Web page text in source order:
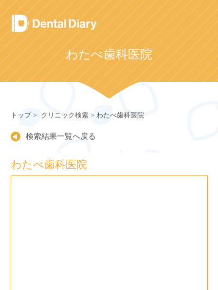
Skip
to
content
わたべ歯科医院
トップ クリニック検索 わたべ歯科医院
検索結果一覧へ戻る
わたべ歯科医院